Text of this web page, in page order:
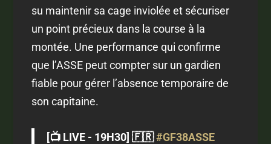
su maintenir sa cage inviolée et sécuriser
un point précieux dans la course à la
montée. Une performance qui confirme
que l’ASSE peut compter sur un gardien
fiable pour gérer l’absence temporaire de
son capitaine.
[📺 LIVE - 19H30] 🇫🇷#GF38ASSE